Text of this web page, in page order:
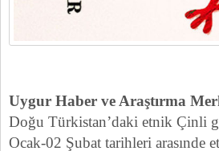
Uygur Haber ve Araştırma
Doğu Türkistan’daki etnik Çinli
Ocak-02 Şubat tarihleri arasınde